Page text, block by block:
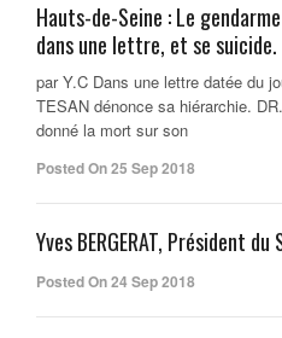
Hauts-de-Seine : Le
dans une lettre, et se suicide.
par Y.C Dans une lettre datée du
TESAN dénonce sa hiérarchie.
donné la mort sur son
Posted On 25 Sep 2018
Yves BERGERAT, Président
Posted On 24 Sep 2018